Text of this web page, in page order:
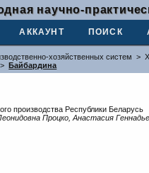
научно-
АККАУНТ ПОИСК
хозяйственных систем >
> Байбардина
производства Республики Беларусь
Процко, Анастасия